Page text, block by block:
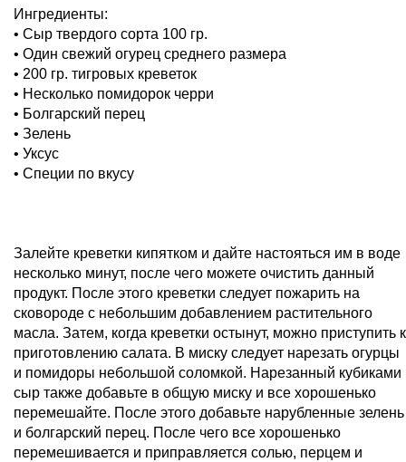
Ингредиенты:
• Сыр твердого сорта 100 гр.
• Один свежий огурец среднего размера
• 200 гр. тигровых креветок
• Несколько помидорок черри
• Болгарский перец
• Зелень
• Уксус
• Специи по вкусу
Залейте креветки кипятком и дайте настояться им в воде
несколько минут, после чего можете очистить данный
продукт. После этого креветки следует пожарить на
сковороде с небольшим добавлением растительного
масла. Затем, когда креветки остынут, можно приступить к
приготовлению салата. В миску следует нарезать огурцы
и помидоры небольшой соломкой. Нарезанный кубиками
сыр также добавьте в общую миску и все хорошенько
перемешайте. После этого добавьте нарубленные зелень
и болгарский перец. После чего все хорошенько
перемешивается и приправляется солью, перцем и